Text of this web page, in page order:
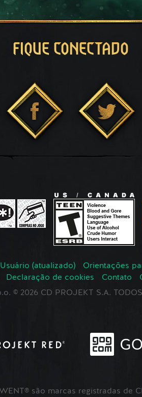
FIQUE CONECTADO
(atualizado) Orientações
Declaração de cookies Contato
© 2026 CD PROJEKT S.A.
são marcas registradas de